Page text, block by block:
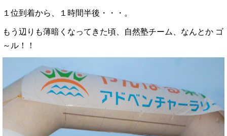
１位到着から、１時間半後・・・。
もう辺りも薄暗くなってきた頃、自然塾チーム、なんとか ゴ
～ル！！